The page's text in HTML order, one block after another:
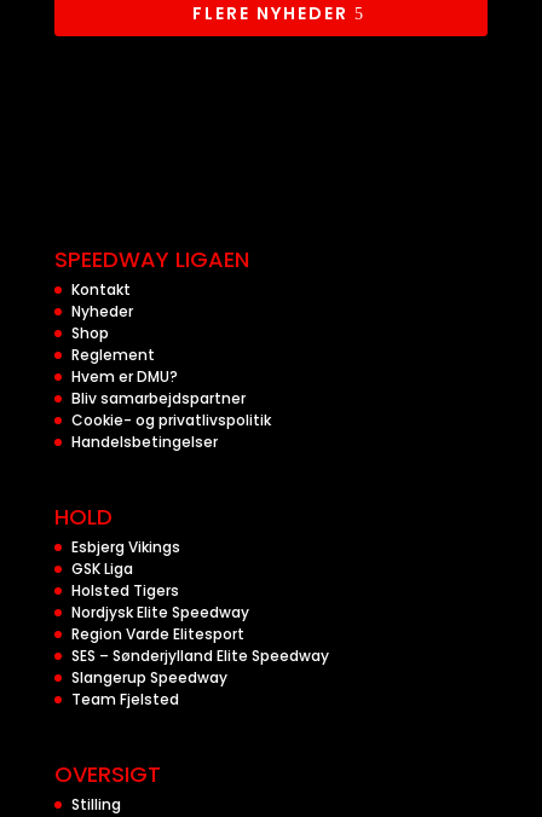
FLERE NYHEDER
SPEEDWAY LIGAEN
Kontakt
Nyheder
Shop
Reglement
Hvem er DMU?
Bliv samarbejdspartner
Cookie- og privatlivspolitik
Handelsbetingelser
HOLD
Esbjerg Vikings
GSK Liga
Holsted Tigers
Nordjysk Elite Speedway
Region Varde Elitesport
SES – Sønderjylland Elite Speedway
Slangerup Speedway
Team Fjelsted
OVERSIGT
Stilling